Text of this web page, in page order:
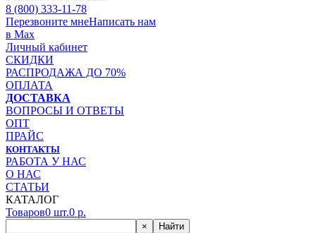
8 (800) 333-11-78
Перезвоните мнеНаписать нам
в Max
Личный кабинет
СКИДКИ
РАСПРОДАЖА ДО 70%
ОПЛАТА
ДОСТАВКА
ВОПРОСЫ И ОТВЕТЫ
ОПТ
ПРАЙС
КОНТАКТЫ
РАБОТА У НАС
О НАС
СТАТЬИ
КАТАЛОГ
Товаров0 шт.0 р.
× Найти